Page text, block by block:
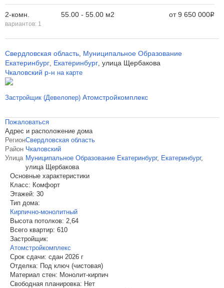
2-комн.
вариантов: 1
55.00 - 55.00 м2 от9 650 000Р
Свердловская область, Муниципальное Образование
Екатеринбург, Екатеринбург, улица Щербакова
Чкаловский р-н на карте
Застройщик (Девелопер) Атомстройкомплекс
Пожаловаться
Адрес и расположение дома
РегионСвердловская область
Район Чкаловский
Улица Муниципальное Образование Екатеринбург, Екатеринбург,
улица Щербакова
Основные характеристики
Класс: Комфорт
Этажей: 30
Тип дома:
Кирпично-монолитный
Высота потолков: 2,64
Всего квартир: 610
Застройщик:
Атомстройкомплекс
Срок сдачи: сдан 2026 г
Отделка: Под ключ (чистовая)
Материал стен: Монолит-кирпич
Свободная планировка: Нет